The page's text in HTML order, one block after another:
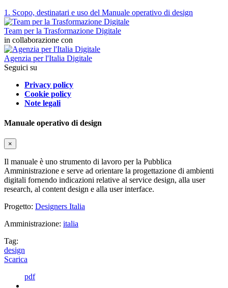
1. Scopo, destinatari e uso del Manuale operativo di design
Team per la Trasformazione Digitale
in collaborazione con
Agenzia per l'Italia Digitale
Seguici su
Privacy policy
Cookie policy
Note legali
Manuale operativo di design
×
Il manuale è uno strumento di lavoro per la Pubblica
Amministrazione e serve ad orientare la progettazione di ambienti
digitali fornendo indicazioni relative al service design, alla user
research, al content design e alla user interface.
Progetto: Designers Italia
Amministrazione: italia
Tag:
design
Scarica
pdf